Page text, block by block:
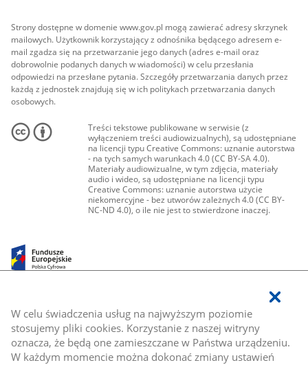
W celu świadczenia usług na najwyższym poziomie
stosujemy pliki cookies. Korzystanie z naszej witryny
oznacza, że będą one zamieszczane w Państwa urządzeniu.
W każdym momencie można dokonać zmiany ustawień
Strony dostępne w domenie www.gov.pl mogą zawierać adresy skrzynek
mailowych. Użytkownik korzystający z odnośnika będącego adresem e-
mail zgadza się na przetwarzanie jego danych (adres e-mail oraz
dobrowolnie podanych danych w wiadomości) w celu przesłania
odpowiedzi na przesłane pytania. Szczegóły przetwarzania danych przez
każdą z jednostek znajdują się w ich politykach przetwarzania danych
osobowych.
Treści tekstowe publikowane w serwisie (z
wyłączeniem treści audiowizualnych), są udostępniane
na licencji typu Creative Commons: uznanie autorstwa
- na tych samych warunkach 4.0 (CC BY-SA 4.0).
Materiały audiowizualne, w tym zdjęcia, materiały
audio i wideo, są udostępniane na licencji typu
Creative Commons: uznanie autorstwa użycie
niekomercyjne - bez utworów zależnych 4.0 (CC BY-
NC-ND 4.0), o ile nie jest to stwierdzone inaczej.